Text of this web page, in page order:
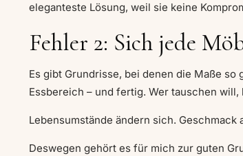
eleganteste Lösung, weil sie keine
Fehler 2: Sich jede
Es gibt Grundrisse, bei denen die Maße
Essbereich – und fertig. Wer tauschen will,
Lebensumstände ändern sich.
Deswegen gehört es für mich zur guten